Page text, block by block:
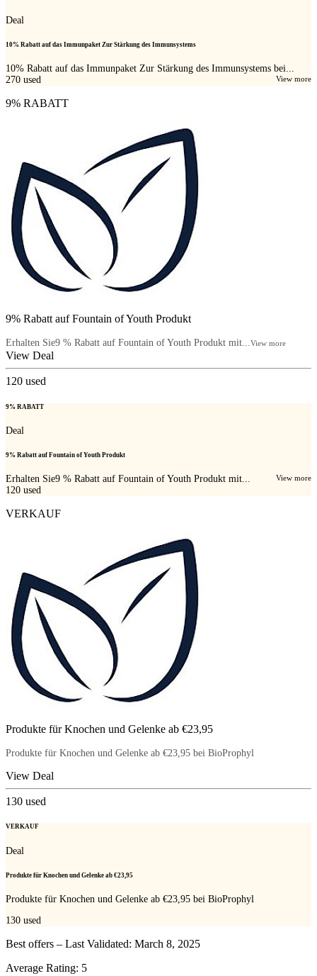
Deal
10% Rabatt auf das Immunpaket Zur Stärkung des Immunsystems
10% Rabatt auf das Immunpaket Zur Stärkung des Immunsystems bei...
View more
270 used
9% RABATT
9% Rabatt auf Fountain of Youth Produkt
Erhalten Sie9 % Rabatt auf Fountain of Youth Produkt mit...View more
View Deal
120 used
9% RABATT
Deal
9% Rabatt auf Fountain of Youth Produkt
Erhalten Sie9 % Rabatt auf Fountain of Youth Produkt mit... View more
120 used
VERKAUF
Produkte für Knochen und Gelenke ab €23,95
Produkte für Knochen und Gelenke ab €23,95 bei BioProphyl
View Deal
130 used
VERKAUF
Deal
Produkte für Knochen und Gelenke ab €23,95
Produkte für Knochen und Gelenke ab €23,95 bei BioProphyl
130 used
Best offers – Last Validated: March 8, 2025
Average Rating: 5